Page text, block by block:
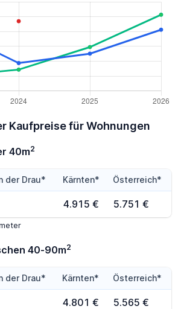
Kaufpreise für Wohnungen
40m2
der Drau* Kärnten* Österreich*
4.915 € 5.751 €
40-90m2
der Drau* Kärnten* Österreich*
4.801 € 5.565 €